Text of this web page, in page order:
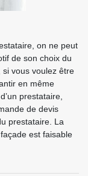
on ne peut
de son choix du
vous voulez être
en même
prestataire,
de devis
prestataire. La
est faisable